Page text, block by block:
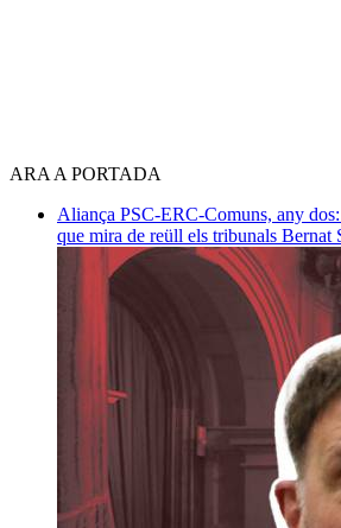
ARA A PORTADA
Aliança PSC-ERC-Comuns, any
que mira de reüll els tribunals Bernat